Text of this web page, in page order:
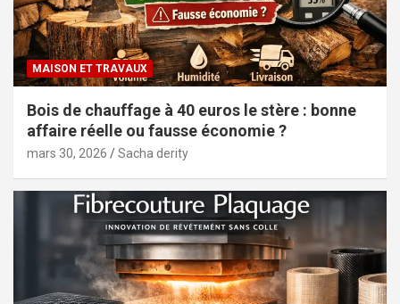
MAISON ET TRAVAUX
Bois de chauffage à 40 euros le stère : bonne
affaire réelle ou fausse économie ?
mars 30, 2026 Sacha derity